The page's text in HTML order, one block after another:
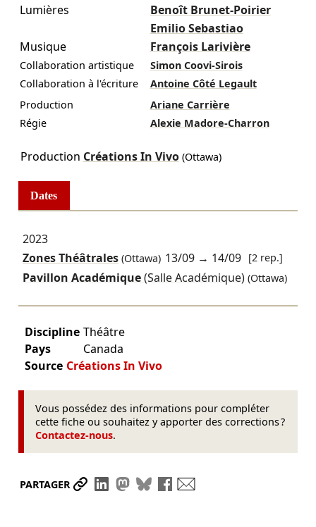
Lumières
Benoît Brunet-Poirier
Emilio Sebastiao
Musique
François Larivière
Collaboration artistique
Simon Coovi-Sirois
Collaboration à l'écriture
Antoine Côté Legault
Production
Ariane Carrière
Régie
Alexie Madore-Charron
Production Créations In Vivo(Ottawa)
Dates
2023
Zones Théâtrales(Ottawa) 13/09 → 14/09 [2 rep.]
Pavillon Académique(Salle Académique) (Ottawa)
Discipline Théâtre
Pays
Canada
Source Créations In Vivo
Vous possédez des informations pour compléter
cette fiche ou souhaitez y apporter des corrections ?
Contactez-nous.
PARTAGER Partager le lien
Partager sur LinkedIn
Partager sur Mastodon
Partager sur Bluesky
Partager sur Facebook